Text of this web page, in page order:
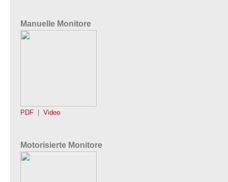
Manuelle Monitore
PDF Video
Motorisierte Monitore